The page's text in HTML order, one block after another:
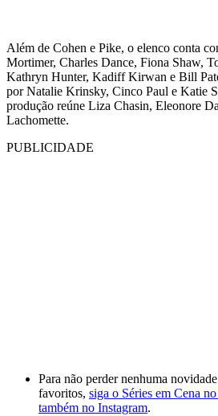
Além de Cohen e Pike, o elenco conta
Mortimer, Charles Dance, Fiona Shaw,
Kathryn Hunter, Kadiff Kirwan e Bill
por Natalie Krinsky, Cinco Paul e Katie
produção reúne Liza Chasin, Eleonore
Lachomette.
PUBLICIDADE
Para não perder nenhuma
favoritos, siga o Séries em Cena
também no Instagram.